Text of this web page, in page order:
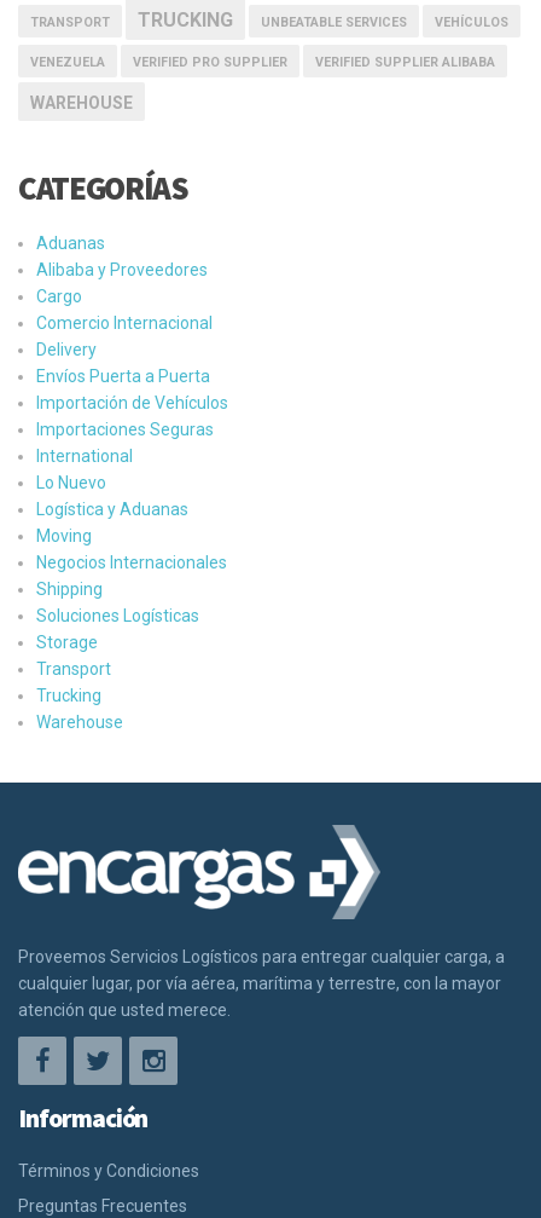
TRANSPORT TRUCKING UNBEATABLE SERVICES VEHÍCULOS
VENEZUELA VERIFIED PRO SUPPLIER VERIFIED SUPPLIER ALIBABA
WAREHOUSE
CATEGORÍAS
Aduanas
Alibaba y Proveedores
Cargo
Comercio Internacional
Delivery
Envíos Puerta a Puerta
Importación de Vehículos
Importaciones Seguras
International
Lo Nuevo
Logística y Aduanas
Moving
Negocios Internacionales
Shipping
Soluciones Logísticas
Storage
Transport
Trucking
Warehouse
Proveemos Servicios Logísticos para entregar cualquier carga, a
cualquier lugar, por vía aérea, marítima y terrestre, con la mayor
atención que usted merece.
Información
Términos y Condiciones
Preguntas Frecuentes